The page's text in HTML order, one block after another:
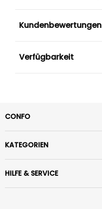
Kundenbewertungen
Verfügbarkeit
CONFO
KATEGORIEN
HILFE & SERVICE